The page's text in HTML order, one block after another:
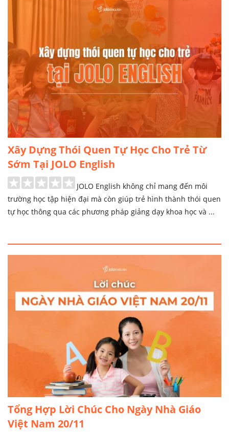
Xây Dựng Thói Quen Tự Học Cho Trẻ Từ
Sớm Tại JOLO English
JOLO English không chỉ mang đến môi
trường học tập hiện đại mà còn giúp trẻ hình thành thói quen
tự học thông qua các phương pháp giảng dạy khoa học và ...
Tổng Hợp Lời Chúc Cho Ngày Nhà Giáo
Việt Nam 20/11